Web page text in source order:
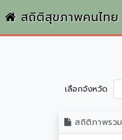
สถิติสุขภาพคนไทย
เลือกจังหวัด
สถิติภาพรวม